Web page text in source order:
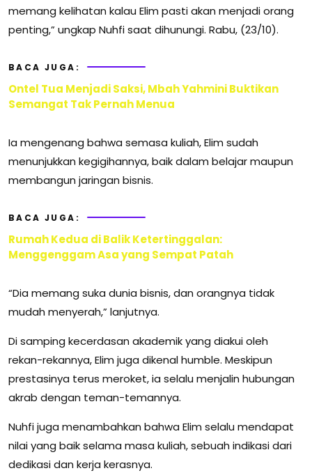
memang kelihatan kalau Elim pasti akan menjadi orang
penting,” ungkap Nuhfi saat dihunungi. Rabu, (23/10).
BACA JUGA:
Ontel Tua Menjadi Saksi, Mbah Yahmini Buktikan
Semangat Tak Pernah Menua
Ia mengenang bahwa semasa kuliah, Elim sudah
menunjukkan kegigihannya, baik dalam belajar maupun
membangun jaringan bisnis.
BACA JUGA:
Rumah Kedua di Balik Ketertinggalan:
Menggenggam Asa yang Sempat Patah
“Dia memang suka dunia bisnis, dan orangnya tidak
mudah menyerah,” lanjutnya.
Di samping kecerdasan akademik yang diakui oleh
rekan-rekannya, Elim juga dikenal humble. Meskipun
prestasinya terus meroket, ia selalu menjalin hubungan
akrab dengan teman-temannya.
Nuhfi juga menambahkan bahwa Elim selalu mendapat
nilai yang baik selama masa kuliah, sebuah indikasi dari
dedikasi dan kerja kerasnya.